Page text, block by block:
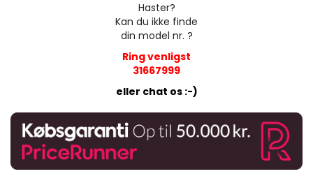
Haster?
Kan du ikke finde
din model nr. ?
Ring venligst
31667999
eller chat os :-)